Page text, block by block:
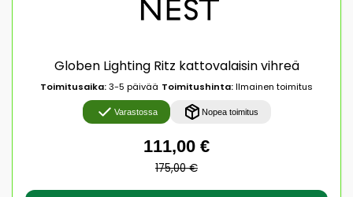
Globen Lighting Ritz kattovalaisin vihreä
Toimitusaika:3-5 päivää Toimitushinta:Ilmainen toimitus
Varastossa Nopea toimitus
111,00 €
175,00 €